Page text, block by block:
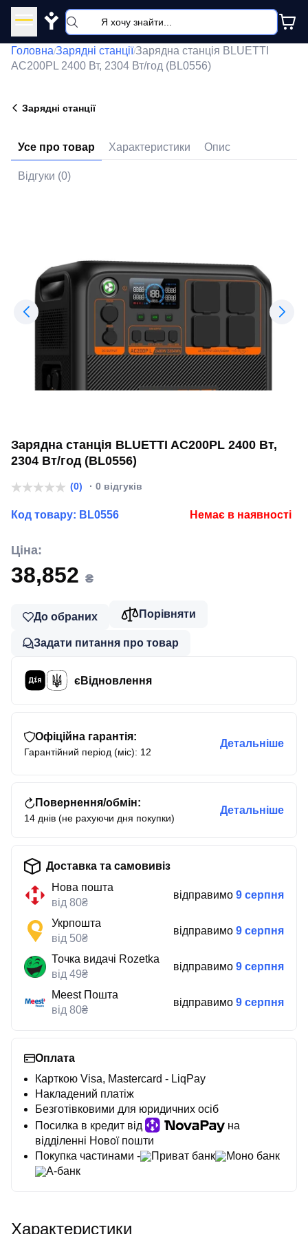
Y
Головна/Зарядні станції/Зарядна станція BLUETTI
AC200PL 2400 Вт, 2304 Вт/год (BL0556)
Зарядні станції
Усе про товар Характеристики Опис
Відгуки (0)
Зарядна станція BLUETTI AC200PL 2400 Вт,
2304 Вт/год (BL0556)
(0) · 0 відгуків
Код товару: BL0556 Немає в наявності
Ціна:
38,852 ₴
До обраних Порівняти
Задати питання про товар
єВідновлення
Офіційна гарантія:
Гарантійний період (міс): 12
Детальніше
Повернення/обмін:
14 днів (не рахуючи дня покупки)
Детальніше
Доставка та самовивіз
Нова пошта
від 80₴
відправимо 9 серпня
Укрпошта
від 50₴
відправимо 9 серпня
Точка видачі Rozetka
від 49₴
відправимо 9 серпня
Meest Пошта
від 80₴
відправимо 9 серпня
Оплата
Карткою Visa, Mastercard - LiqPay
Накладений платіж
Безготівковими для юридичних осіб
Посилка в кредит від
на
відділенні Нової пошти
Покупка частинами -
Приват банк
Моно банк
А-банк
Характеристики